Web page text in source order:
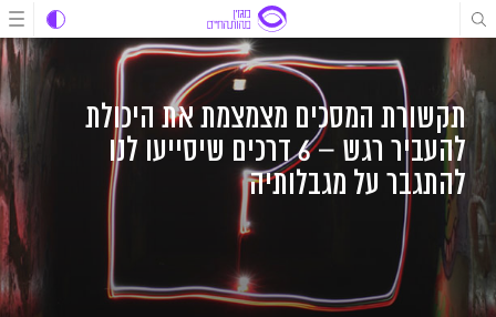
דלג
לתוכן
דלג
דלג
תקשורת המסכים מצמצמת את היכולת
להעביר רגש – 6 דרכים שיסייעו לנו
להתגבר על מגבלותיה